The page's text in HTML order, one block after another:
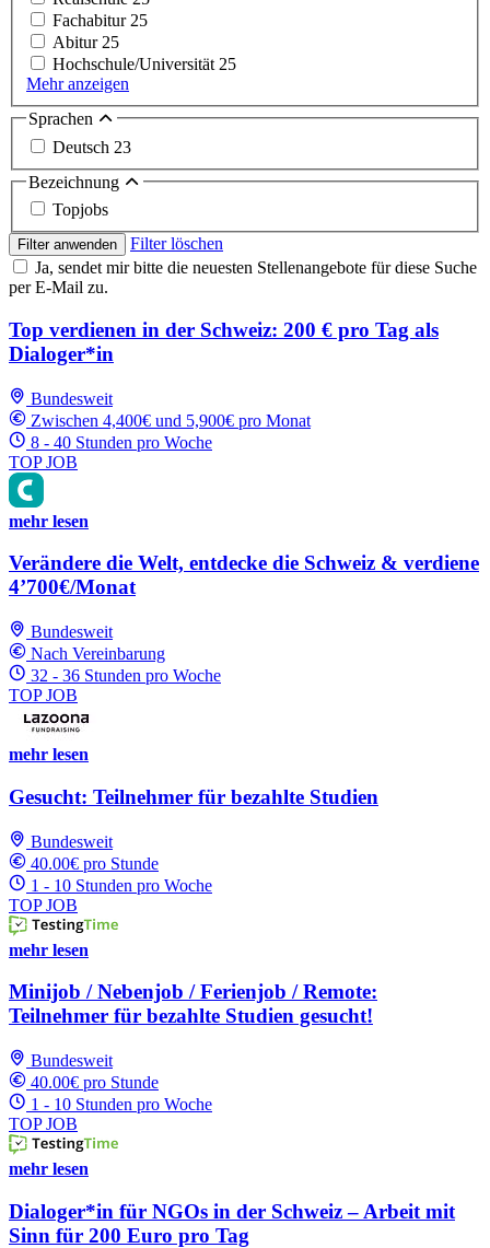
Fachabitur 25
Abitur 25
Hochschule/Universität 25
Mehr anzeigen
Sprachen
Deutsch 23
Bezeichnung
Topjobs
Filter anwenden
Filter löschen
Ja, sendet mir bitte die neuesten Stellenangebote für diese Suche
per E-Mail zu.
Top verdienen in der Schweiz: 200 € pro Tag als
Dialoger*in
Bundesweit
Zwischen 4,400€ und 5,900€ pro Monat
8 - 40 Stunden pro Woche
TOP JOB
mehr lesen
Verändere die Welt, entdecke die Schweiz & verdiene
4’700€/Monat
Bundesweit
Nach Vereinbarung
32 - 36 Stunden pro Woche
TOP JOB
mehr lesen
Gesucht: Teilnehmer für bezahlte Studien
Bundesweit
40.00€ pro Stunde
1 - 10 Stunden pro Woche
TOP JOB
mehr lesen
Minijob / Nebenjob / Ferienjob / Remote:
Teilnehmer für bezahlte Studien gesucht!
Bundesweit
40.00€ pro Stunde
1 - 10 Stunden pro Woche
TOP JOB
mehr lesen
Dialoger*in für NGOs in der Schweiz – Arbeit mit
Sinn für 200 Euro pro Tag